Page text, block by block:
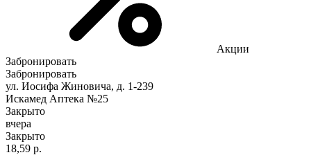
Акции
Забронировать
Забронировать
ул. Иосифа Жиновича, д. 1-239
Искамед Аптека №25
Закрыто
вчера
Закрыто
18,59 р.